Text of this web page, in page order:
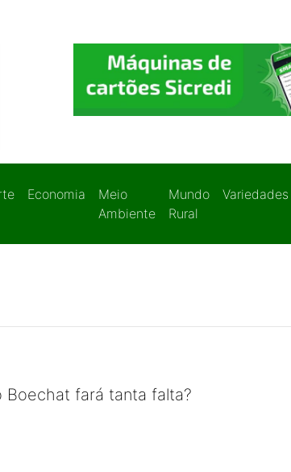
Economia
Meio
Ambiente
Mundo
Rural
Variedades
Boechat fará tanta falta?